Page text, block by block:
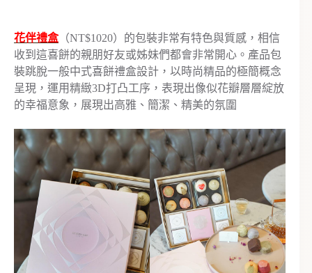
花伴禮盒（NT$1020）的包裝非常有特色與質感，相信
收到這喜餅的親朋好友或姊妹們都會非常開心。產品包
裝跳脫一般中式喜餅禮盒設計，以時尚精品的極簡概念
呈現，運用精緻3D打凸工序，表現出像似花瓣層層綻放
的幸福意象，展現出高雅、簡潔、精美的氛圍